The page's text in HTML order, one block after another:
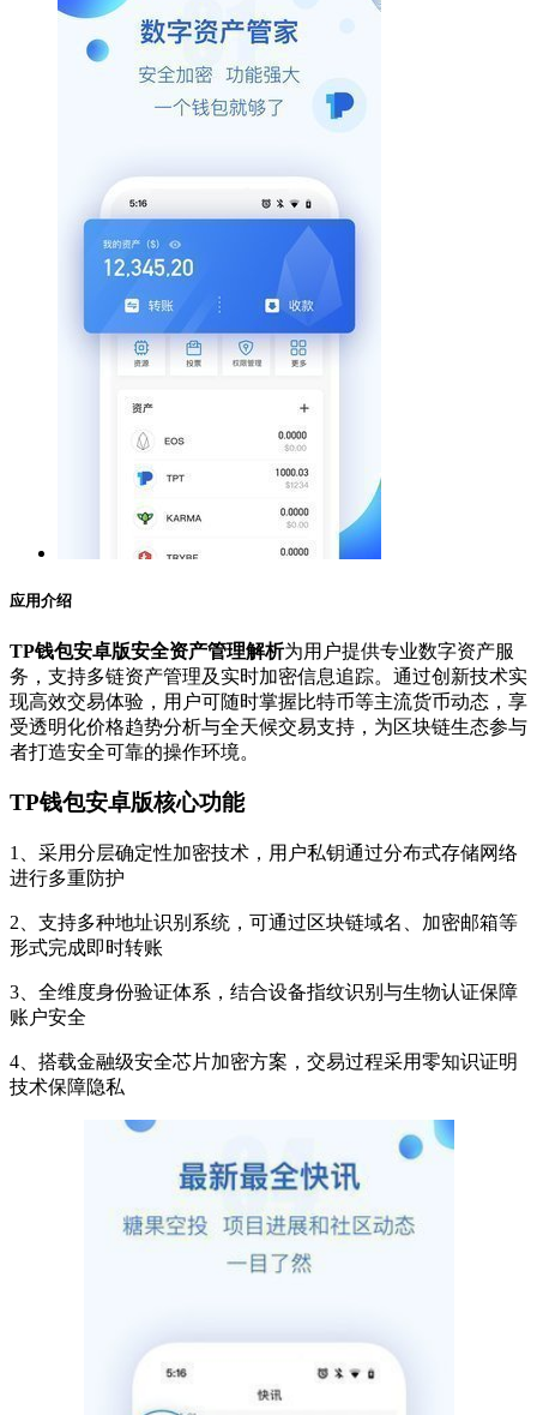
应用介绍
TP钱包安卓版安全资产管理解析为用户提供专业数字资产服
务，支持多链资产管理及实时加密信息追踪。通过创新技术实
现高效交易体验，用户可随时掌握比特币等主流货币动态，享
受透明化价格趋势分析与全天候交易支持，为区块链生态参与
者打造安全可靠的操作环境。
TP钱包安卓版核心功能
1、采用分层确定性加密技术，用户私钥通过分布式存储网络
进行多重防护
2、支持多种地址识别系统，可通过区块链域名、加密邮箱等
形式完成即时转账
3、全维度身份验证体系，结合设备指纹识别与生物认证保障
账户安全
4、搭载金融级安全芯片加密方案，交易过程采用零知识证明
技术保障隐私